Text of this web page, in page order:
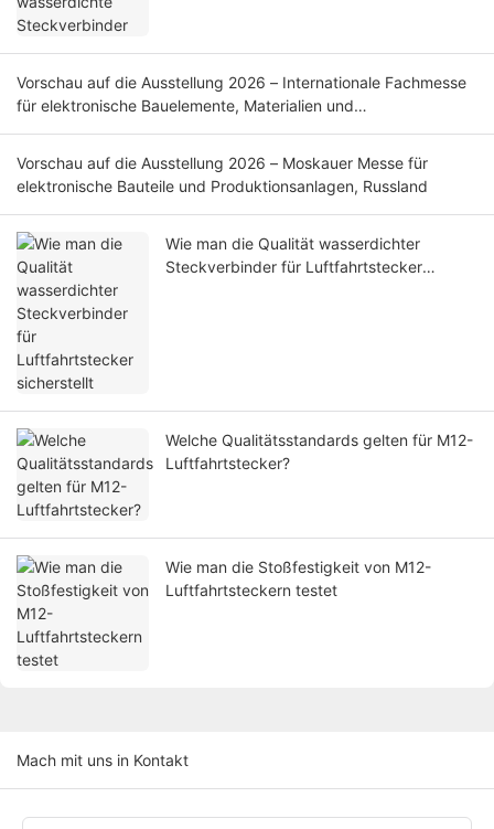
Vorschau auf die Ausstellung 2026 – Internationale Fachmesse
für elektronische Bauelemente, Materialien und
Vorschau auf die Ausstellung 2026 – Moskauer Messe für
elektronische Bauteile und Produktionsanlagen, Russland
Wie man die Qualität wasserdichter
Steckverbinder für Luftfahrtstecker
Welche Qualitätsstandards gelten für M12-
Luftfahrtstecker?
Wie man die Stoßfestigkeit von M12-
Luftfahrtsteckern testet
Mach mit uns in Kontakt